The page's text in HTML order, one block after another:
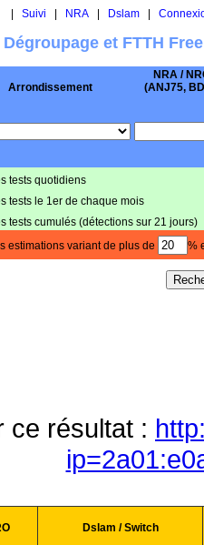
Suivi NRA| Dslam|
Dégroupage et FTTH
Arrondissement
NRA /
(ANJ75,
tests quotidiens
tests le 1er de chaque mois
tests cumulés (détections sur 21 jours)
estimations variant de plus de %
ce résultat :
Dslam / Switch